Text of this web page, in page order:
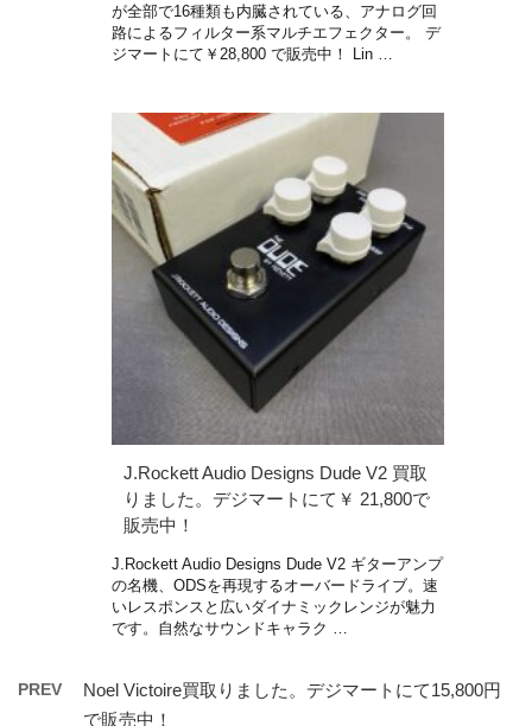
が全部で16種類も内臓されている、アナログ回
路によるフィルター系マルチエフェクター。 デ
ジマートにて￥28,800 で販売中！ Lin …
J.Rockett Audio Designs Dude V2 買取
りました。デジマートにて￥ 21,800で
販売中！
J.Rockett Audio Designs Dude V2 ギターアンプ
の名機、ODSを再現するオーバードライブ。速
いレスポンスと広いダイナミックレンジが魅力
です。自然なサウンドキャラク …
PREV
Noel Victoire買取りました。デジマートにて15,800円
で販売中！